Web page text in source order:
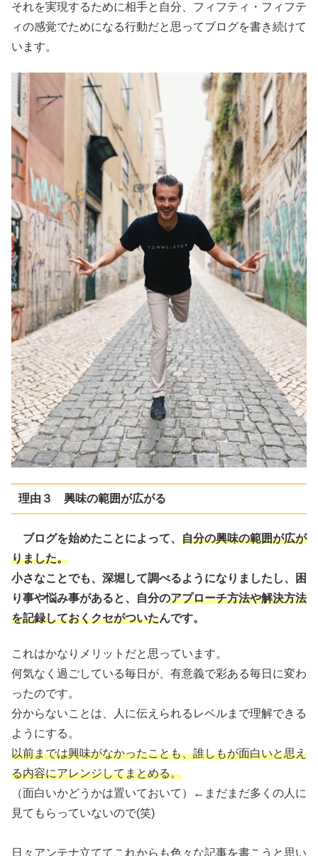
それを実現するために相手と自分、フィフティ・フィフテ
ィの感覚でためになる行動だと思ってブログを書き続けて
います。
理由３ 興味の範囲が広がる
ブログを始めたことによって、 自分の興味の範囲が広が
りました。
小さなことでも、深堀して調べるようになりましたし、困
り事や悩み事があると、自分のアプローチ方法や解決方法
を記録しておくクセがついたんです。
これはかなりメリットだと思っています。
何気なく過ごしている毎日が、有意義で彩ある毎日に変わ
ったのです。
分からないことは、人に伝えられるレベルまで理解できる
ようにする。
以前までは興味がなかったことも、誰しもが面白いと思え
る内容にアレンジしてまとめる。
（面白いかどうかは置いておいて）←まだまだ多くの人に
見てもらっていないので(笑)
日々アンテナ立ててこれからも色々な記事を書こうと思い